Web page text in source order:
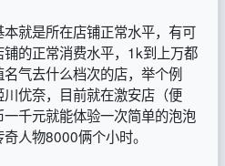
就是所在店铺正常水平，有可
的正常消费水平，1k到上万都
气去什么档次的店，举个例
优奈，目前就在激安店（便
千元就能体验一次简单的泡泡
人物8000俩个小时。